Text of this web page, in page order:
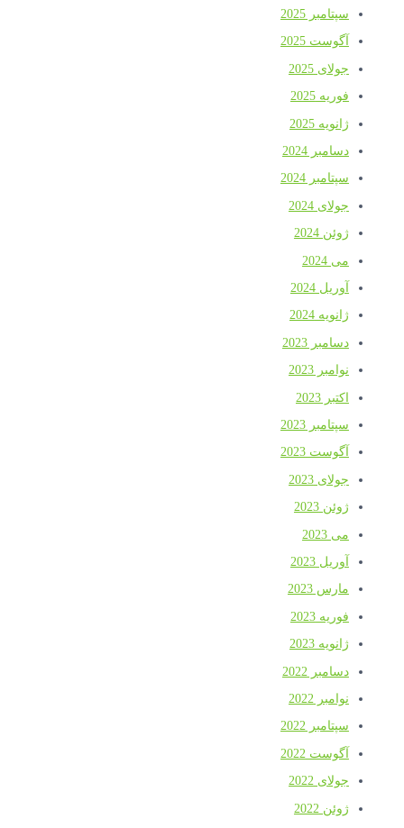
سپتامبر 2025
آگوست 2025
جولای 2025
فوریه 2025
ژانویه 2025
دسامبر 2024
سپتامبر 2024
جولای 2024
ژوئن 2024
می 2024
آوریل 2024
ژانویه 2024
دسامبر 2023
نوامبر 2023
اکتبر 2023
سپتامبر 2023
آگوست 2023
جولای 2023
ژوئن 2023
می 2023
آوریل 2023
مارس 2023
فوریه 2023
ژانویه 2023
دسامبر 2022
نوامبر 2022
سپتامبر 2022
آگوست 2022
جولای 2022
ژوئن 2022